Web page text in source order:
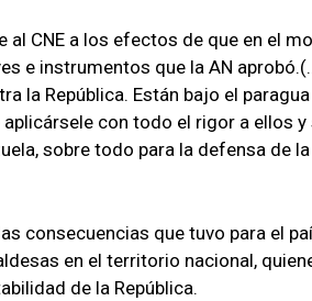
al CNE a los efectos de que en el
e instrumentos que la AN
la República. Están bajo el
con todo el rigor a ellos
sobre todo para la defensa de
consecuencias que tuvo para el
en el territorio nacional,
de la República.